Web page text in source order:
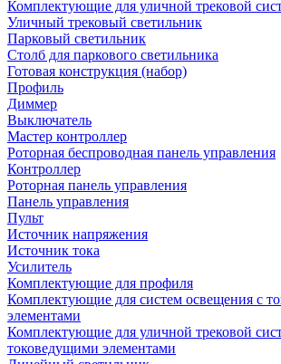
Комплектующие для уличной трековой
Уличный трековый светильник
Парковый светильник
Столб для паркового светильника
Готовая конструкция (набор)
Профиль
Диммер
Выключатель
Мастер контроллер
Роторная беспроводная панель управления
Контроллер
Роторная панель управления
Панель управления
Пульт
Источник напряжения
Источник тока
Усилитель
Комплектующие для профиля
Комплектующие для систем освещения с
элементами
Комплектующие для уличной трековой
токоведущими элементами